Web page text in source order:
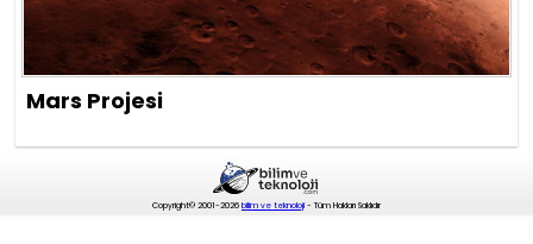
Mars Projesi
Copyright© 2001-2026 bilim ve teknoloji- Tüm Hakları Saklıdır